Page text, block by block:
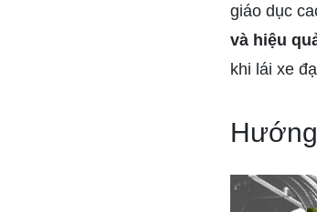
giáo dục
và hiệu
khi lái xe